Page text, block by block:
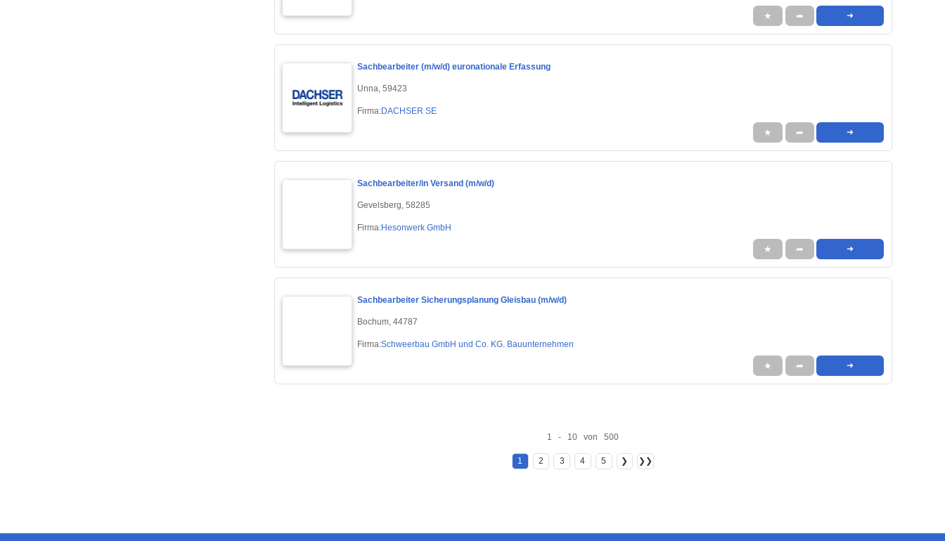
★ ➦ ➜
Sachbearbeiter (m/w/d) euronationale Erfassung
Unna, 59423
Firma:DACHSER SE
★ ➦ ➜
Sachbearbeiter/in Versand (m/w/d)
Gevelsberg, 58285
Firma:Hesonwerk GmbH
★ ➦ ➜
Sachbearbeiter Sicherungsplanung Gleisbau (m/w/d)
Bochum, 44787
Firma:Schweerbau GmbH und Co. KG. Bauunternehmen
★ ➦ ➜
1 - 10 von 500
1 2 3 4 5 ❯ ❯❯